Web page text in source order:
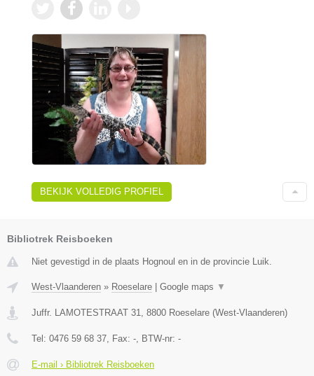
BEKIJK VOLLEDIG PROFIEL
Bibliotrek Reisboeken
Niet gevestigd in de plaats Hognoul en in de provincie Luik.
West-Vlaanderen » Roeselare | Google maps ▼
Juffr. LAMOTESTRAAT 31 8800 Roeselare (West-Vlaanderen)
Tel: 0476 59 68 37 , Fax: - , BTW-nr: -
E-mail › Bibliotrek Reisboeken